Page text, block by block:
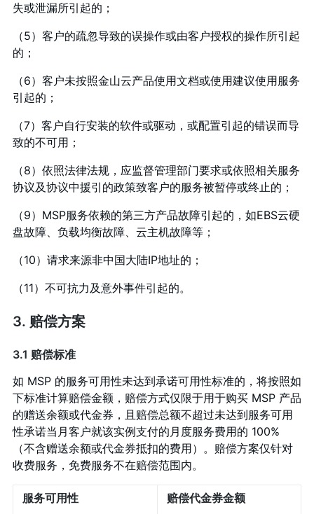
失或泄漏所引起的；
（5）客户的疏忽导致的误操作或由客户授权的操作所引起
的；
（6）客户未按照金山云产品使用文档或使用建议使用服务
引起的；
（7）客户自行安装的软件或驱动，或配置引起的错误而导
致的不可用；
（8）依照法律法规，应监督管理部门要求或依照相关服务
协议及协议中援引的政策致客户的服务被暂停或终止的；
（9）MSP服务依赖的第三方产品故障引起的，如EBS云硬
盘故障、负载均衡故障、云主机故障等；
（10）请求来源非中国大陆IP地址的；
（11）不可抗力及意外事件引起的。
3. 赔偿方案
3.1 赔偿标准
如 MSP 的服务可用性未达到承诺可用性标准的，将按照如
下标准计算赔偿金额，赔偿方式仅限于用于购买 MSP 产品
的赠送余额或代金券，且赔偿总额不超过未达到服务可用
性承诺当月客户就该实例支付的月度服务费用的 100%
（不含赠送余额或代金券抵扣的费用）。赔偿方案仅针对
收费服务，免费服务不在赔偿范围内。
服务可用性 赔偿代金券金额